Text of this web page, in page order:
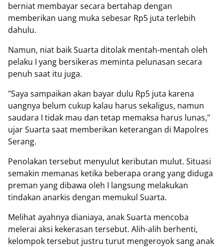
berniat membayar secara bertahap dengan
memberikan uang muka sebesar Rp5 juta terlebih
dahulu.
Namun, niat baik Suarta ditolak mentah-mentah oleh
pelaku I yang bersikeras meminta pelunasan secara
penuh saat itu juga.
"Saya sampaikan akan bayar dulu Rp5 juta karena
uangnya belum cukup kalau harus sekaligus, namun
saudara I tidak mau dan tetap memaksa harus lunas,"
ujar Suarta saat memberikan keterangan di Mapolres
Serang.
Penolakan tersebut menyulut keributan mulut. Situasi
semakin memanas ketika beberapa orang yang diduga
preman yang dibawa oleh I langsung melakukan
tindakan anarkis dengan memukul Suarta.
Melihat ayahnya dianiaya, anak Suarta mencoba
melerai aksi kekerasan tersebut. Alih-alih berhenti,
kelompok tersebut justru turut mengeroyok sang anak